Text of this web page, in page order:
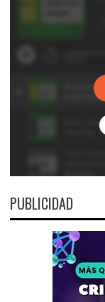
PUBLICIDAD